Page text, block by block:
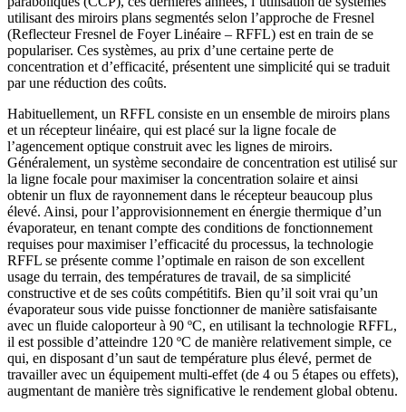
utilisant des miroirs plans segmentés selon l’approche de Fresnel
(Reflecteur Fresnel de Foyer Linéaire – RFFL) est en train de se
populariser. Ces systèmes, au prix d’une certaine perte de
concentration et d’efficacité, présentent une simplicité qui se traduit
par une réduction des coûts.
Habituellement, un RFFL consiste en un ensemble de miroirs plans
et un récepteur linéaire, qui est placé sur la ligne focale de
l’agencement optique construit avec les lignes de miroirs.
Généralement, un système secondaire de concentration est utilisé sur
la ligne focale pour maximiser la concentration solaire et ainsi
obtenir un flux de rayonnement dans le récepteur beaucoup plus
élevé. Ainsi, pour l’approvisionnement en énergie thermique d’un
évaporateur, en tenant compte des conditions de fonctionnement
requises pour maximiser l’efficacité du processus, la technologie
RFFL se présente comme l’optimale en raison de son excellent
usage du terrain, des températures de travail, de sa simplicité
constructive et de ses coûts compétitifs. Bien qu’il soit vrai qu’un
évaporateur sous vide puisse fonctionner de manière satisfaisante
avec un fluide caloporteur à 90 ºC, en utilisant la technologie RFFL,
il est possible d’atteindre 120 ºC de manière relativement simple, ce
qui, en disposant d’un saut de température plus élevé, permet de
travailler avec un équipement multi-effet (de 4 ou 5 étapes ou effets),
augmentant de manière très significative le rendement global obtenu.